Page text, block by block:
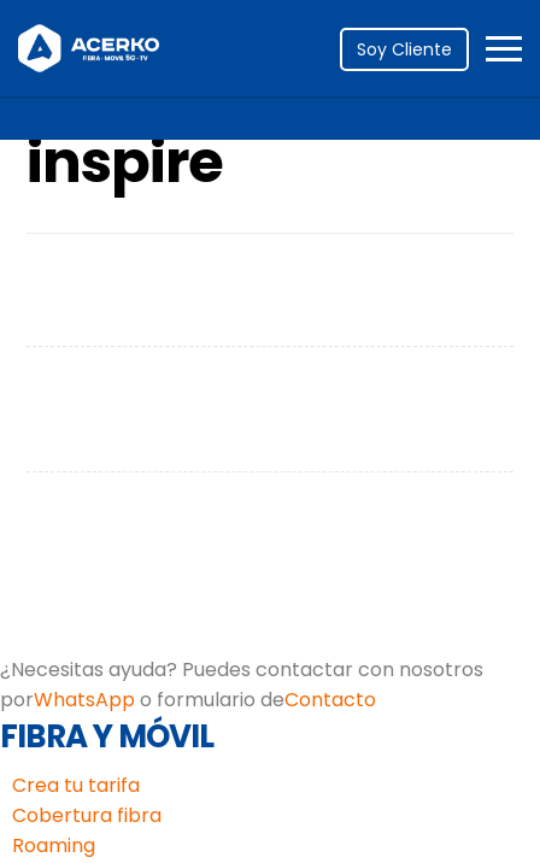
Soy Cliente
Portfolio
inspire
¿Necesitas ayuda? Puedes contactar con nosotros
porWhatsAppo formulario deContacto
FIBRA Y MÓVIL
Crea tu tarifa
Cobertura fibra
Roaming